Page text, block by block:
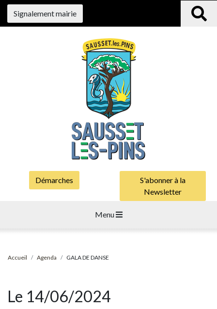
Signalement mairie
Démarches
S'abonner à la
Newsletter
Menu
Accueil Agenda GALA DE DANSE
Le 14/06/2024